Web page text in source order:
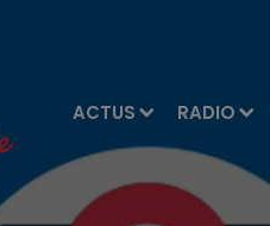
ACTUS RADIO